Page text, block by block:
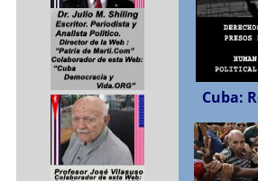
Cuba: